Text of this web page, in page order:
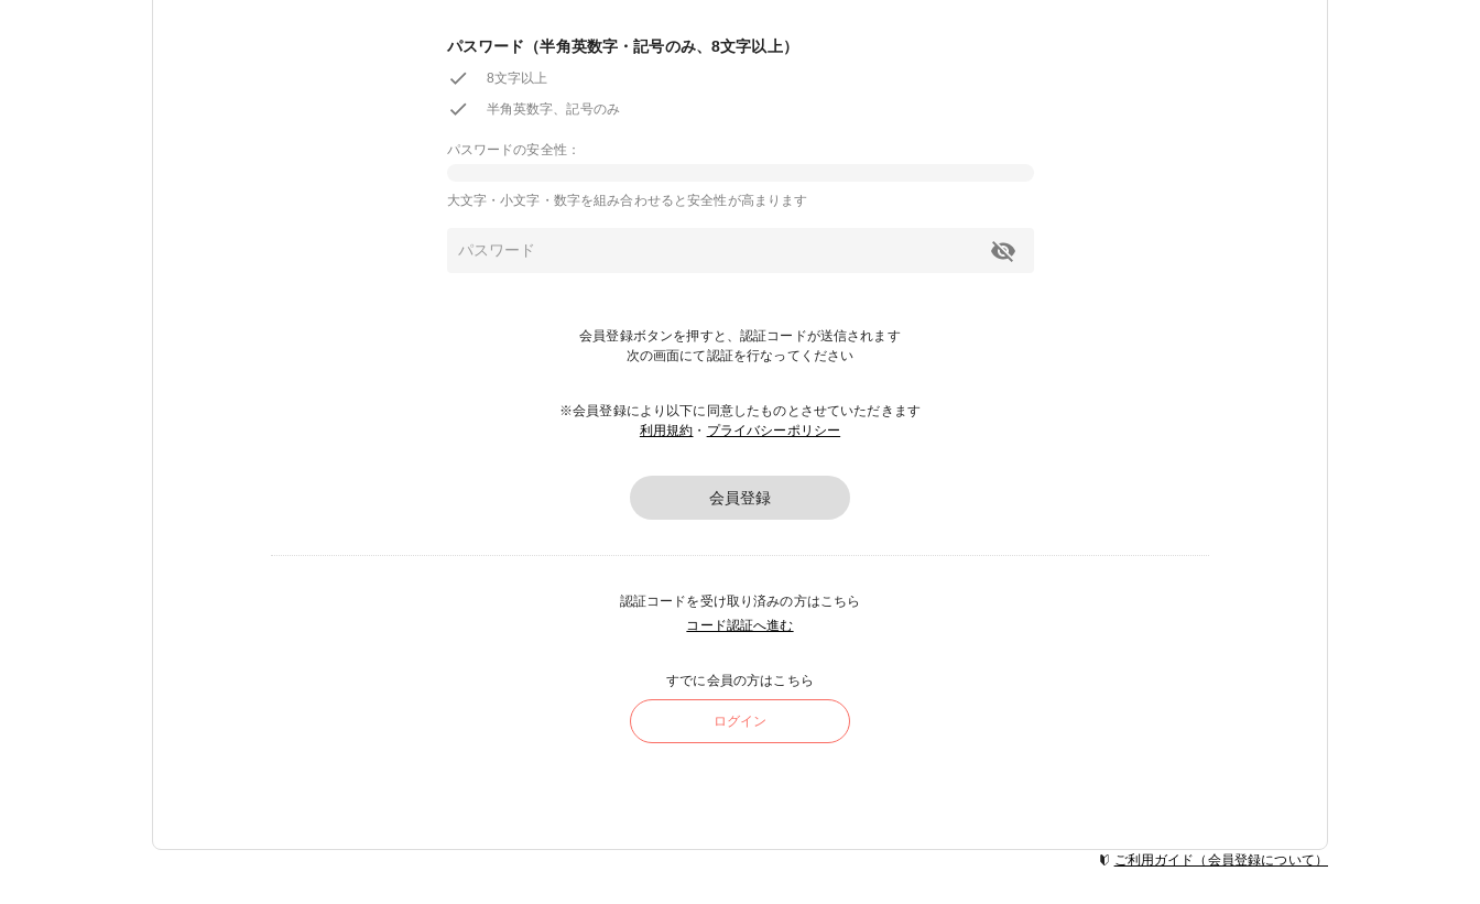
パスワード（半角英数字・記号のみ、8文字以上）
8文字以上
半角英数字、記号のみ
パスワードの安全性：
大文字・小文字・数字を組み合わせると安全性が高まります
会員登録ボタンを押すと、認証コードが送信されます
次の画面にて認証を行なってください
※会員登録により以下に同意したものとさせていただきます
利用規約 ・ プライバシーポリシー
会員登録
認証コードを受け取り済みの方はこちら
コード認証へ進む
すでに会員の方はこちら
ログイン
ご利用ガイド（会員登録について）